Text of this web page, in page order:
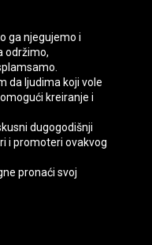
ga njegujemo i
održimo,
da ljudima koji vole
omogući kreiranje i
dugogodišnji
i promoteri ovakvog
pronaći svoj